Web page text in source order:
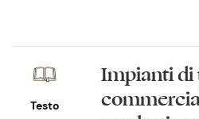
Testo
Impianti di